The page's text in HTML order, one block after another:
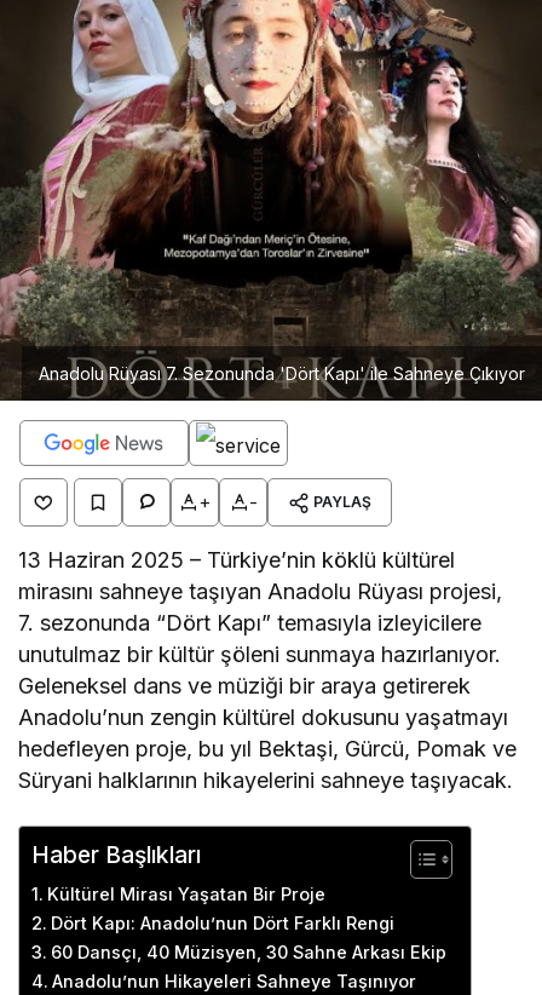
Anadolu Rüyası 7. Sezonunda 'Dört Kapı' ile Sahneye Çıkıyor
+ - PAYLAŞ
13 Haziran 2025 – Türkiye’nin köklü kültürel
mirasını sahneye taşıyan Anadolu Rüyası projesi,
7. sezonunda “Dört Kapı” temasıyla izleyicilere
unutulmaz bir kültür şöleni sunmaya hazırlanıyor.
Geleneksel dans ve müziği bir araya getirerek
Anadolu’nun zengin kültürel dokusunu yaşatmayı
hedefleyen proje, bu yıl Bektaşi, Gürcü, Pomak ve
Süryani halklarının hikayelerini sahneye taşıyacak.
Haber Başlıkları
Kültürel Mirası Yaşatan Bir Proje
Dört Kapı: Anadolu’nun Dört Farklı Rengi
60 Dansçı, 40 Müzisyen, 30 Sahne Arkası Ekip
Anadolu’nun Hikayeleri Sahneye Taşınıyor